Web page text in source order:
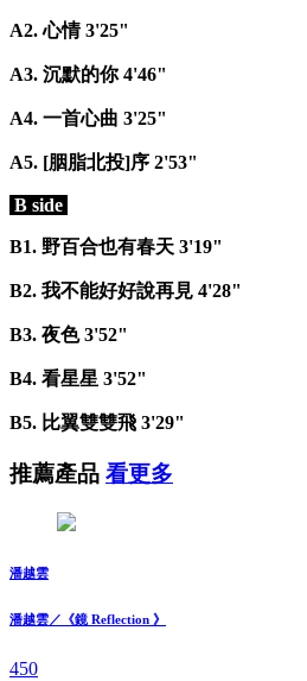
A2. 心情 3'25"
A3. 沉默的你 4'46"
A4. 一首心曲 3'25"
A5. [胭脂北投]序 2'53"
B side
B1. 野百合也有春天 3'19"
B2. 我不能好好說再見 4'28"
B3. 夜色 3'52"
B4. 看星星 3'52"
B5. 比翼雙雙飛 3'29"
推薦產品 看更多
潘越雲
潘越雲／《鏡 Reflection 》
450